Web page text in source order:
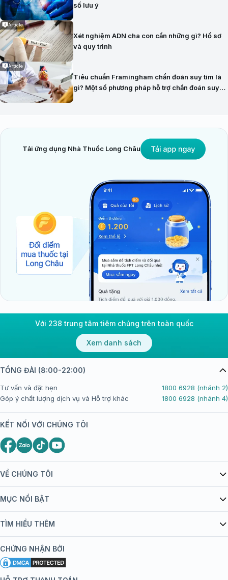
số lưu ý
Article
Xét nghiệm ADN cha con cần những gì? Hồ sơ
và quy trình
Article
Tiêu chuẩn Framingham chẩn đoán suy tim là
gì? Một số phương pháp hỗ trợ chẩn đoán suy
Tải ứng dụng Nhà Thuốc Long Châu
Với 238 trung tâm tiêm chủng trên toàn quốc
Xem danh sách
VỀ CHÚNG TÔI
Giới thiệu Tiêm Chủng FPT Long Châu
bán hàng
Chính sách nội dung
Chính sách bảo mật
MỤC NỔI BẬT
Danh mục vắc xin
Đội ngũ bác sĩ, chuyên gia
TÌM HIỂU THÊM
Khuyến mãi
Tôi nên tiêm gì?
CHỨNG NHẬN BỞI
TỔNG ĐÀI (8:00-22:00)
Tư vấn và đặt hẹn
1800 6928 (nhánh 2)
Góp ý chất lượng dịch vụ và Hỗ trợ khác
1800 6928 (nhánh 4)
KẾT NỐI VỚI CHÚNG TÔI